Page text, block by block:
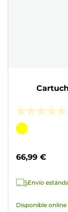
0.0
de
Cartucho
66,99 €
Envío
Disponible online